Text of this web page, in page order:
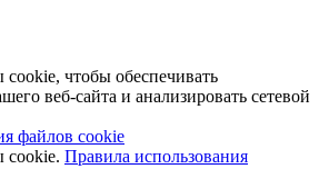
чтобы обеспечивать
веб-сайта и анализировать сетевой
файлов cookie
cookie. Правила использования